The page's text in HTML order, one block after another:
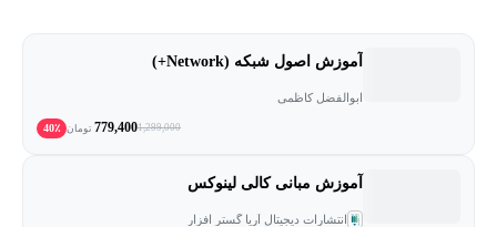
آموزش اصول شبکه (Network+)
ابوالفضل کاظمی
1,299,000
779,400 تومان 40٪
آموزش مبانی کالی لینوکس
انتشارات دیجیتال آریا گستر افزار